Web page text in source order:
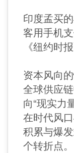
印度孟买
客用手机
《纽约时报
资本风向
全球供应
向“现实力
在时代风
积累与爆
个转折点。